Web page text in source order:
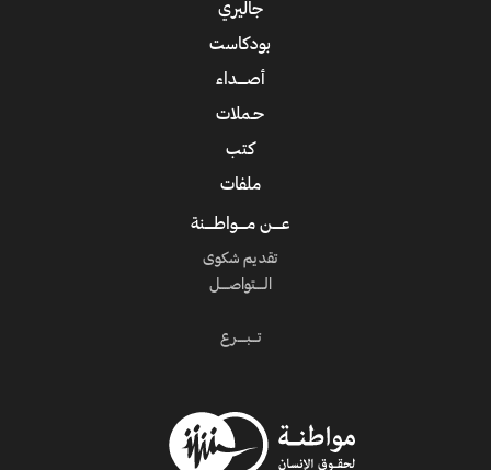
جاليري
بودكاست
أصــــداء
حـملات
كتب
ملفات
عــــن مــــواطــــنة
تقديم شكوى
الــــتواصــــل
تـــبــــرع